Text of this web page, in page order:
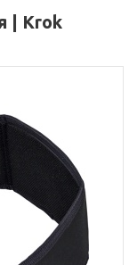
| Krok